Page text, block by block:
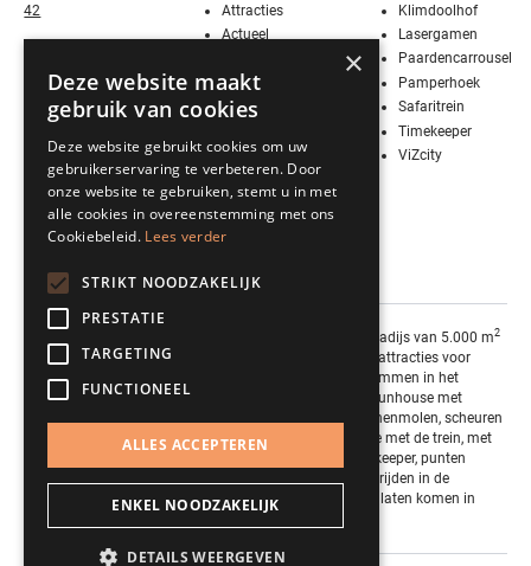
42
Attracties
Actueel
Contact
Vier Sinterklaas!
KidZcity
Stage bij
KidZcity
BSO
Kleurplaten
Klimdoolhof
Lasergamen
Paardencarrousel
Pamperhoek
Safaritrein
Timekeeper
ViZcity
KidZcity is een indoor speelparadijs van 5.000 m2
boordevol toffe en spannende attracties voor
kinderen tot en met 11 jaar. Klimmen in het
kasteel, klauteren in het grote funhouse met
obstakels, vliegen in de ballonnenmolen, scheuren
in de botsauto’s, door de jungle met de trein, met
kanonnen schieten in de Timekeeper, punten
scoren in de Lasergame, paardrijden in de
carrousel, je eigen vis tot leven laten komen in
ViZcity, te veel keuze!
×
Deze website maakt
gebruik van cookies
Deze website gebruikt cookies om uw
gebruikerservaring te verbeteren. Door
onze website te gebruiken, stemt u in met
alle cookies in overeenstemming met ons
Cookiebeleid. Lees verder
STRIKT NOODZAKELIJK
PRESTATIE
TARGETING
FUNCTIONEEL
ALLES ACCEPTEREN
ENKEL NOODZAKELIJK
DETAILS WEERGEVEN